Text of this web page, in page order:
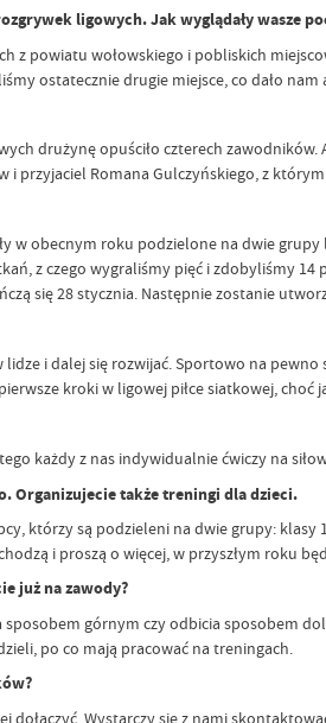
ligowych. Jak wyglądały wasze
z powiatu wołowskiego i pobliskich
ostatecznie drugie miejsce, co dało nam
drużynę opuściło czterech
i przyjaciel Romana Gulczyńskiego, z
obecnym roku podzielone na dwie
z czego wygraliśmy pięć i zdobyliśmy
się 28 stycznia. Następnie zostanie
i dalej się rozwijać. Sportowo na
kroki w ligowej piłce siatkowej,
każdy z nas indywidualnie ćwiczy na
Organizujecie także treningi dla dzieci.
którzy są podzieleni na dwie grupy:
i proszą o więcej, w przyszłym roku
już na zawody?
górnym czy odbicia sposobem
po co mają pracować na treningach.
dołączyć. Wystarczy się z nami